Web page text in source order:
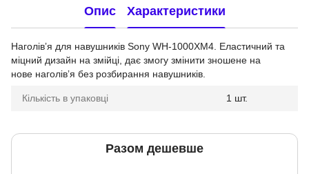
Опис Характеристики
Наголівʼя для навушників Sony WH-1000XM4 . Еластичний та
міцний дизайн на змійці, дає змогу змінити зношене на
нове наголівʼя без розбирання навушників.
Кількість в упаковці 1 шт.
Разом дешевше